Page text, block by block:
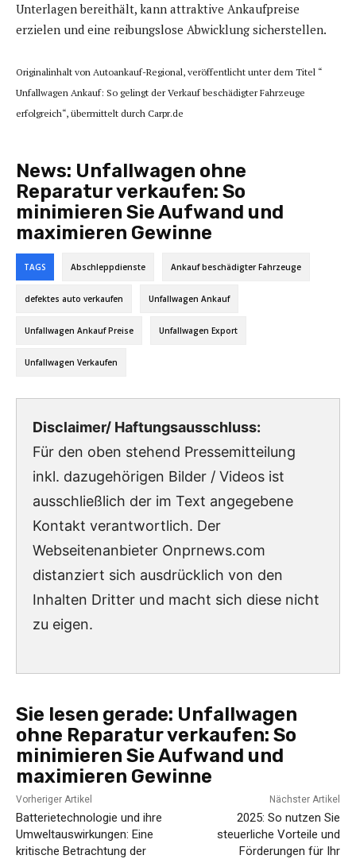
Unterlagen bereithält, kann attraktive Ankaufpreise
erzielen und eine reibungslose Abwicklung sicherstellen.
Originalinhalt von Autoankauf-Regional, veröffentlicht unter dem Titel “
Unfallwagen Ankauf: So gelingt der Verkauf beschädigter Fahrzeuge
erfolgreich“, übermittelt durch Carpr.de
News: Unfallwagen ohne
Reparatur verkaufen: So
minimieren Sie Aufwand und
maximieren Gewinne
TAGS Abschleppdienste Ankauf beschädigter Fahrzeuge
defektes auto verkaufen Unfallwagen Ankauf
Unfallwagen Ankauf Preise Unfallwagen Export
Unfallwagen Verkaufen
Disclaimer/ Haftungsausschluss:
Für den oben stehend Pressemitteilung
inkl. dazugehörigen Bilder / Videos ist
ausschließlich der im Text angegebene
Kontakt verantwortlich. Der
Webseitenanbieter Onprnews.com
distanziert sich ausdrücklich von den
Inhalten Dritter und macht sich diese nicht
zu eigen.
Sie lesen gerade: Unfallwagen
ohne Reparatur verkaufen: So
minimieren Sie Aufwand und
maximieren Gewinne
Vorheriger Artikel
Batterietechnologie und ihre
Umweltauswirkungen: Eine
kritische Betrachtung der
Nächster Artikel
2025: So nutzen Sie
steuerliche Vorteile und
Förderungen für Ihr